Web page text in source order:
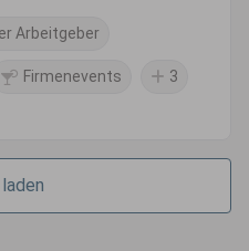
Arbeitgeber
Firmenevents 3